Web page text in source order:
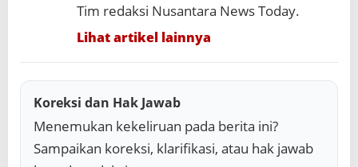
Tim redaksi Nusantara News Today.
Lihat artikel lainnya
Koreksi dan Hak Jawab
Menemukan kekeliruan pada berita ini?
Sampaikan koreksi, klarifikasi, atau hak jawab